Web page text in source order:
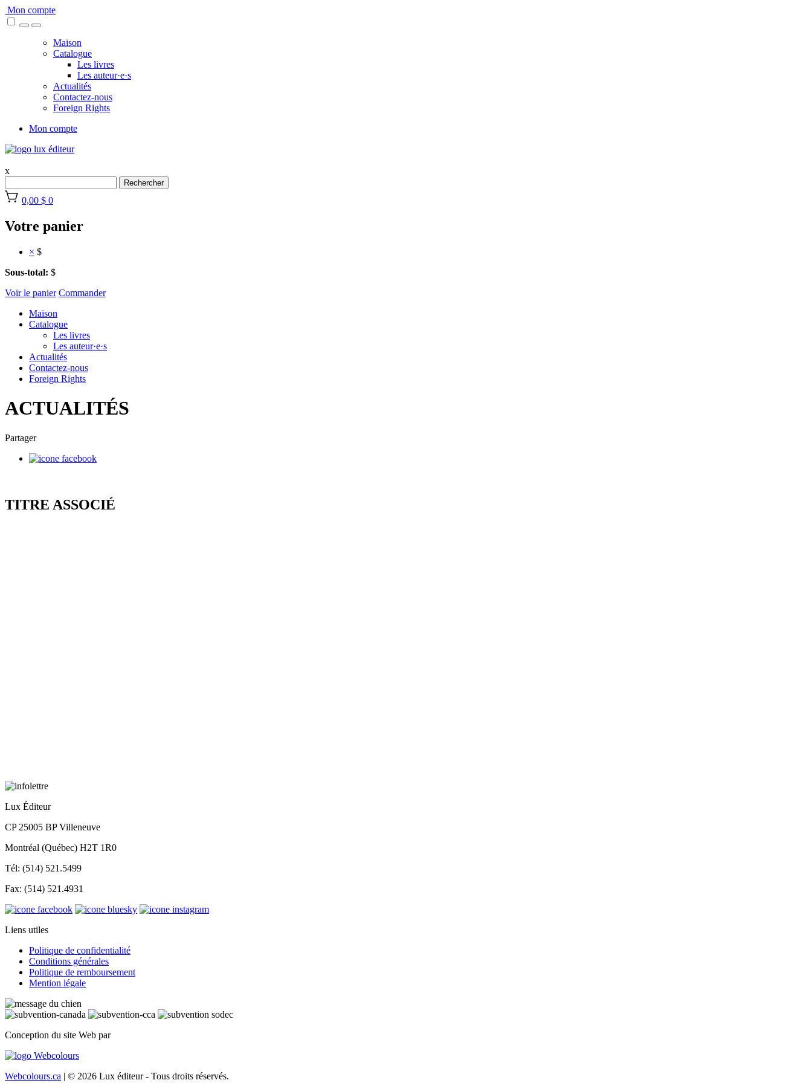
Skip
to
Mon compte
Maison
Catalogue
Les livres
Les auteur·e·s
Actualités
Contactez-nous
Foreign Rights
Mon compte
x
Rechercher
0,00 $ 0
Votre panier
× $
Sous-total: $
Voir le panier Commander
Maison
Catalogue
Les livres
Les auteur·e·s
Actualités
Contactez-nous
Foreign Rights
ACTUALITÉS
Partager
TITRE ASSOCIÉ
Lux Éditeur
CP 25005 BP Villeneuve
Montréal (Québec) H2T 1R0
Tél: (514) 521.5499
Fax: (514) 521.4931
Liens utiles
Politique de confidentialité
Conditions générales
Politique de remboursement
Mention légale
Conception du site Web par
Webcolours.ca | © 2026 Lux éditeur - Tous droits réservés.